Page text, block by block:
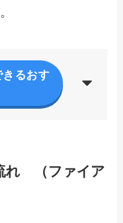
るおす
れ （ファイア